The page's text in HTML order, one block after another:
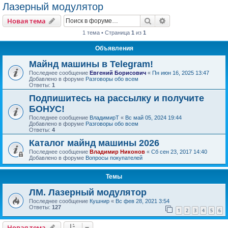
Лазерный модулятор
Новая тема Поиск
1 тема • Страница 1 из 1
Объявления
Майнд машины в Telegram!
Последнее сообщение Евгений Борисович « Пн июн 16, 2025 13:47
Добавлено в форуме Разговоры обо всем
Ответы: 1
Подпишитесь на рассылку и получите
БОНУС!
Последнее сообщение ВладимирТ « Вс май 05, 2024 19:44
Добавлено в форуме Разговоры обо всем
Ответы: 4
Каталог майнд машины 2026
Последнее сообщение Владимир Никонов « Сб сен 23, 2017 14:40
Добавлено в форуме Вопросы покупателей
Темы
ЛМ. Лазерный модулятор
Последнее сообщение Кушнир « Вс фев 28, 2021 3:54
Ответы: 127 1 2 3 4 5 6